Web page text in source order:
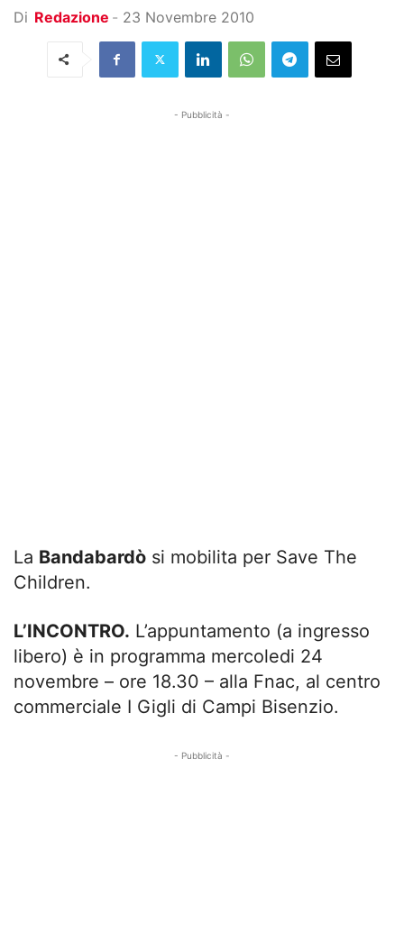
Di Redazione - 23 Novembre 2010
- Pubblicità -
La Bandabardò si mobilita per Save The
Children.
L’INCONTRO. L’appuntamento (a ingresso
libero) è in programma mercoledi 24
novembre – ore 18.30 – alla Fnac, al centro
commerciale I Gigli di Campi Bisenzio.
- Pubblicità -